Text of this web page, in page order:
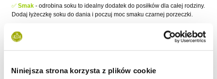
Niniejsza strona korzysta z plików cookie
✅ Smak - odrobina soku to idealny dodatek do posiłków dla całej rodziny.
Dodaj łyżeczkę soku do dania i poczuj moc smaku czarnej porzeczki.
✅Ekologiczne opakowanie
- sok jest zapakowany w szklaną butelkę - to
nie tylko praktyczne rozwiązanie, ale również doskonały wybór dla tych,
którzy dbają o środowisko.
Spróbuj naszego Bio Soku Czarna Porzeczka 100%. To wygodny i prosty
sposób na owocowy smak. Dodaj odrobinę soku do koktajlu i wody lub